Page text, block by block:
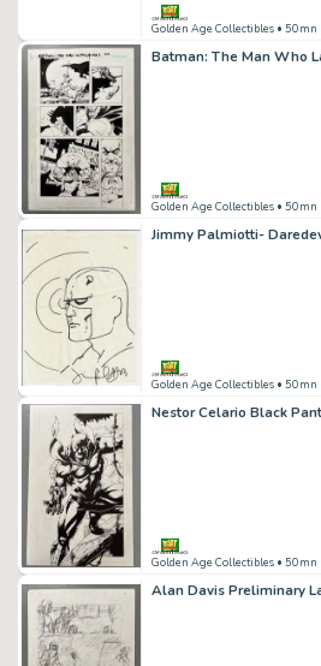
Golden Age Collectibles • 50mn
Batman: The Man Who
Golden Age Collectibles • 50mn
Golden Age Collectibles • 50mn
Nestor Celario Black
Golden Age Collectibles • 50mn
Alan Davis Preliminary